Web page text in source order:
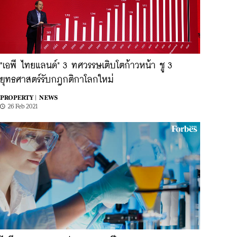
"เอพี ไทยแลนด์" 3 ทศวรรษเติบโตก้าวหน้า ชู 3
ยุทธศาสตร์รับกฎกติกาโลกใหม่
PROPERTY |
NEWS
26 Feb 2021